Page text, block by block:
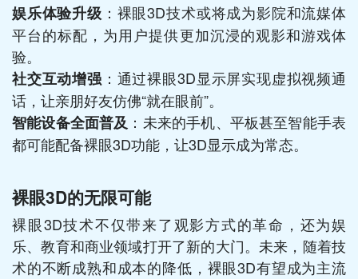
娱乐体验升级 ：裸眼3D技术或将成为影院和流媒体
平台的标配，为用户提供更加沉浸的观影和游戏体
验。
社交互动增强 ：通过裸眼3D显示屏实现虚拟视频通
话，让亲朋好友仿佛“就在眼前”。
智能设备全面普及 ：未来的手机、平板甚至智能手表
都可能配备裸眼3D功能，让3D显示成为常态。
裸眼3D的无限可能
裸眼3D技术不仅带来了观影方式的革命，还为娱
乐、教育和商业领域打开了新的大门。未来，随着技
术的不断成熟和成本的降低，裸眼3D有望成为主流